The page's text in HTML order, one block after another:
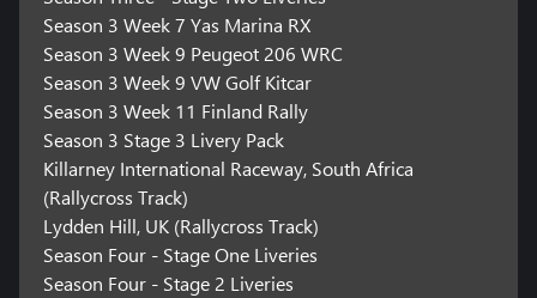
Season 3 Week 7 Yas Marina RX
Season 3 Week 9 Peugeot 206 WRC
Season 3 Week 9 VW Golf Kitcar
Season 3 Week 11 Finland Rally
Season 3 Stage 3 Livery Pack
Killarney International Raceway, South Africa
(Rallycross Track)
Lydden Hill, UK (Rallycross Track)
Season Four - Stage One Liveries
Season Four - Stage 2 Liveries